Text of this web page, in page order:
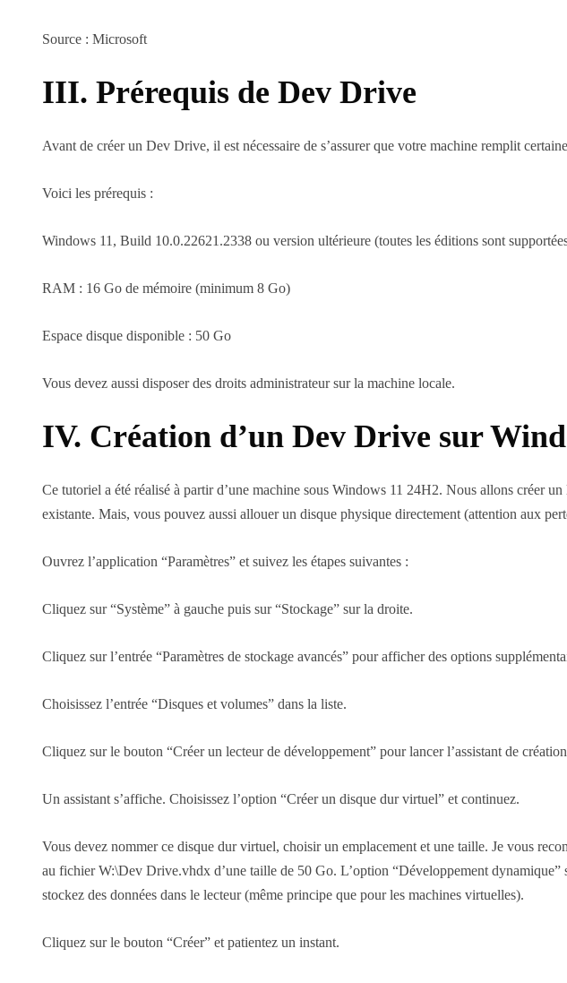
Source : Microsoft
III. Prérequis de Dev Drive
Avant de créer un Dev Drive, il est nécessaire de s’assurer que votre machine remplit
Voici les prérequis :
Windows 11, Build 10.0.22621.2338 ou version ultérieure (toutes les éditions sont
RAM : 16 Go de mémoire (minimum 8 Go)
Espace disque disponible : 50 Go
Vous devez aussi disposer des droits administrateur sur la machine locale.
IV. Création d’un Dev Drive sur
Ce tutoriel a été réalisé à partir d’une machine sous Windows 11 24H2. Nous allons créer
existante. Mais, vous pouvez aussi allouer un disque physique directement (attention aux
Ouvrez l’application “Paramètres” et suivez les étapes suivantes :
Cliquez sur “Système” à gauche puis sur “Stockage” sur la droite.
Cliquez sur l’entrée “Paramètres de stockage avancés” pour afficher des options
Choisissez l’entrée “Disques et volumes” dans la liste.
Cliquez sur le bouton “Créer un lecteur de développement” pour lancer l’assistant de
Un assistant s’affiche. Choisissez l’option “Créer un disque dur virtuel” et continuez.
Vous devez nommer ce disque dur virtuel, choisir un emplacement et une taille. Je vous
au fichier W:\Dev Drive.vhdx d’une taille de 50 Go. L’option “Développement
stockez des données dans le lecteur (même principe que pour les machines virtuelles).
Cliquez sur le bouton “Créer” et patientez un instant.